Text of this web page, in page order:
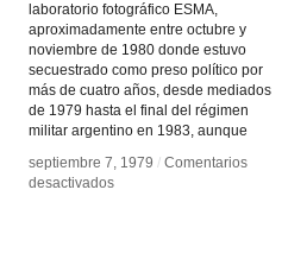
laboratorio fotográfico ESMA,
aproximadamente entre octubre y
noviembre de 1980 donde estuvo
secuestrado como preso político por
más de cuatro años, desde mediados
de 1979 hasta el final del régimen
militar argentino en 1983, aunque
septiembre 7, 1979 / Comentarios
desactivadosen
septiembre 7, 1979 / Comentarios
desactivadosen